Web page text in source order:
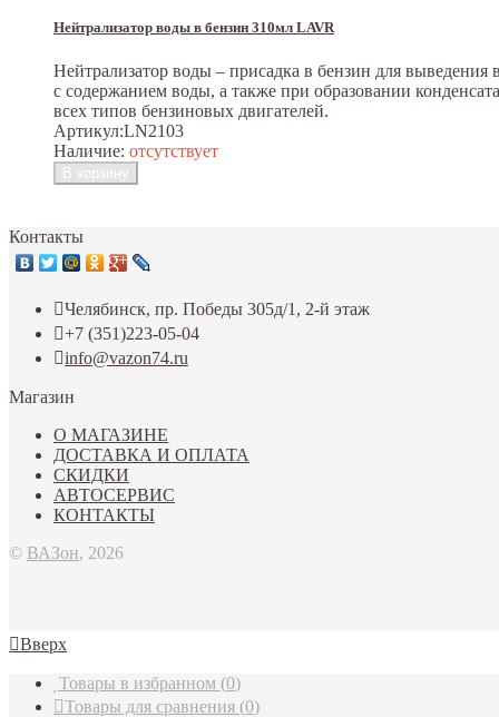
Нейтрализатор воды в бензин 310мл LAVR
Нейтрализатор воды – присадка в бензин для
с содержанием воды, а также при образовании
всех типов бензиновых двигателей.
Артикул:LN2103
Наличие: отсутствует
Контакты
Челябинск, пр. Победы 305д/1, 2-й этаж
+7 (351)223-05-04
info@vazon74.ru
Магазин
О МАГАЗИНЕ
ДОСТАВКА И ОПЛАТА
СКИДКИ
АВТОСЕРВИС
КОНТАКТЫ
© ВАЗон, 2026
Вверх
Товары в избранном (0)
Товары для сравнения (0)